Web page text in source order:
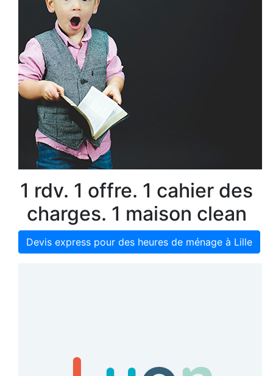
1 rdv. 1 offre. 1 cahier des
charges. 1 maison clean
Devis express pour des heures de ménage à Lille